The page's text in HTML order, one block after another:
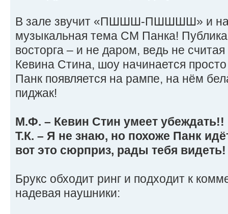
В зале звучит «ПШШШ-ПШШШШ» и
музыкальная тема СМ Панка! Публика
восторга – и не даром, ведь не
Кевина Стина, шоу начинается
Панк появляется на рампе, на нём
пиджак!
М.Ф. – Кевин Стин умеет
Т.К. – Я не знаю, но похоже Панк
вот это сюрприз, рады тебя видеть!
Брукс обходит ринг и подходит к
надевая наушники: